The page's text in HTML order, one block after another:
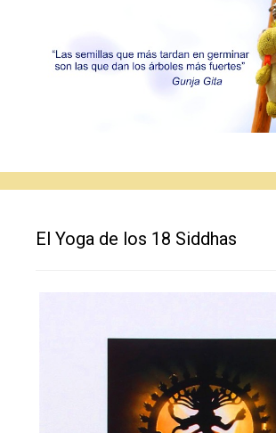
El Yoga de los 18 Siddhas